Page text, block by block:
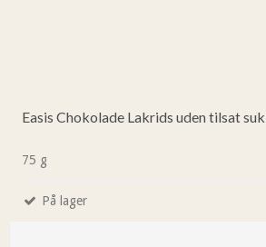
Easis Chokolade Lakrids uden tilsat
75 g
På lager